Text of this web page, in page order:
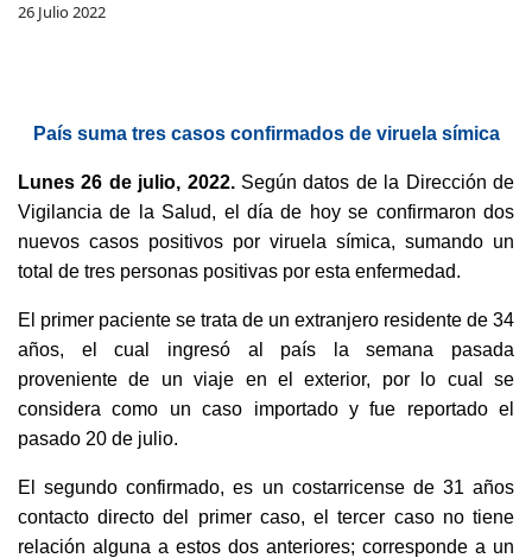
26 Julio 2022
País suma tres casos confirmados de viruela símica
Lunes 26 de julio, 2022.Según datos de la Dirección de
Vigilancia de la Salud, el día de hoy se confirmaron dos
nuevos casos positivos por viruela símica, sumando un
total de tres personas positivas por esta enfermedad.
El primer paciente se trata de un extranjero residente de 34
años, el cual ingresó al país la semana pasada
proveniente de un viaje en el exterior, por lo cual se
considera como un caso importado y fue reportado el
pasado 20 de julio.
El segundo confirmado, es un costarricense de 31 años
contacto directo del primer caso, el tercer caso no tiene
relación alguna a estos dos anteriores; corresponde a un